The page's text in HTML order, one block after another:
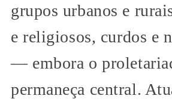
grupos urbanos e
e religiosos, curdos e
— embora o
permaneça central.